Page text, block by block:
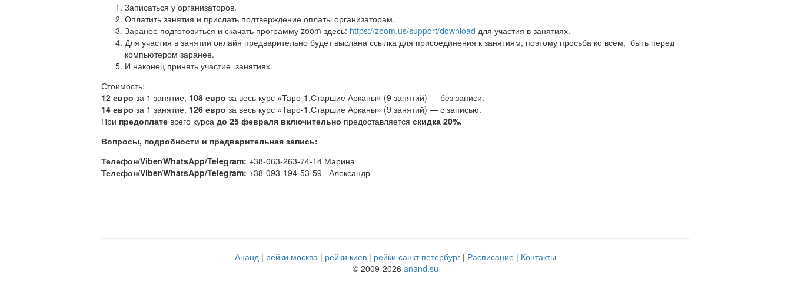
Записаться у организаторов.
Оплатить занятия и прислать подтверждение оплаты организаторам.
Заранее подготовиться и скачать программу zoom здесь: https://zoom.us/support/download для участия в занятиях.
Для участия в занятии онлайн предварительно будет выслана ссылка для присоединения к занятиям, поэтому просьба ко всем, быть перед
компьютером заранее.
И наконец принять участие занятиях.
Стоимость:
12 евро за 1 занятие, 108 евро за весь курс «Таро-1.Старшие Арканы» (9 занятий) — без записи.
14 евро за 1 занятие, 126 евро за весь курс «Таро-1.Старшие Арканы» (9 занятий) — с записью.
При предоплате всего курса до 25 февраля включительно предоставляется скидка 20%.
Вопросы, подробности и предварительная запись:
Телефон/Viber/WhatsApp/Telegram: +38-063-263-74-14 Марина
Телефон/Viber/WhatsApp/Telegram: +38-093-194-53-59 Александр
Ананд рейки москва рейки киев рейки санкт петербург Расписание
Контакты
© 2009-2026 anand.su